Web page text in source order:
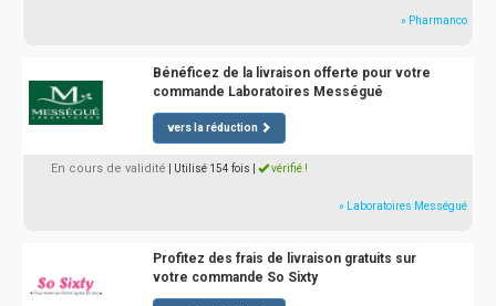
» Pharmanco
Bénéficez de la livraison offerte pour votre
commande Laboratoires Mességué
vers la réduction
En cours de validité | Utilisé 154 fois vérifié !
» Laboratoires Mességué
Profitez des frais de livraison gratuits sur
votre commande So Sixty